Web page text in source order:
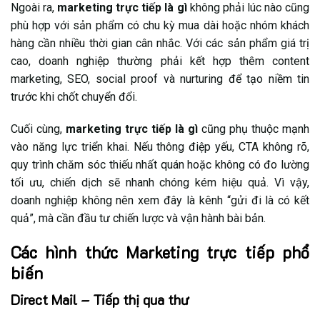
Ngoài ra, marketing trực tiếp là gìkhông phải lúc nào cũng
phù hợp với sản phẩm có chu kỳ mua dài hoặc nhóm khách
hàng cần nhiều thời gian cân nhắc. Với các sản phẩm giá trị
cao, doanh nghiệp thường phải kết hợp thêm content
marketing, SEO, social proof và nurturing để tạo niềm tin
trước khi chốt chuyển đổi.
Cuối cùng, marketing trực tiếp là gì cũng phụ thuộc mạnh
vào năng lực triển khai. Nếu thông điệp yếu, CTA không rõ,
quy trình chăm sóc thiếu nhất quán hoặc không có đo lường
tối ưu, chiến dịch sẽ nhanh chóng kém hiệu quả. Vì vậy,
doanh nghiệp không nên xem đây là kênh “gửi đi là có kết
quả”, mà cần đầu tư chiến lược và vận hành bài bản.
Các hình thức Marketing trực tiếp phổ
biến
Direct Mail – Tiếp thị qua thư